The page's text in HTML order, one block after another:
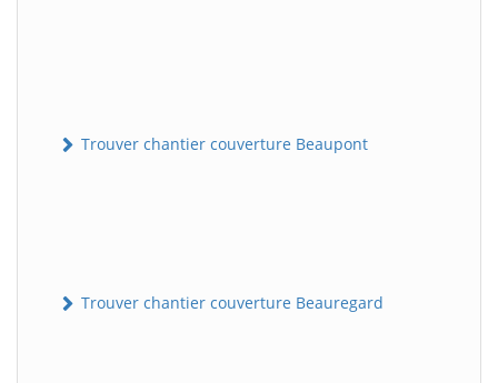
Trouver chantier couverture Beaupont
Trouver chantier couverture Beauregard